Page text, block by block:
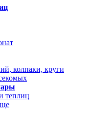
колпаки, круги
теплиц